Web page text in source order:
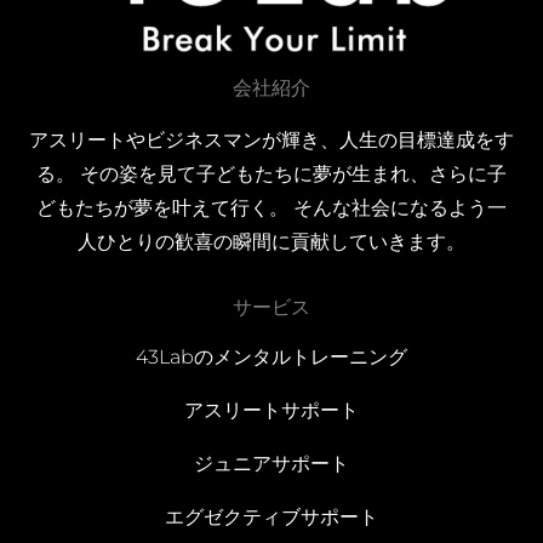
会社紹介
アスリートやビジネスマンが輝き、人生の目標達成をす
る。 その姿を見て子どもたちに夢が生まれ、さらに子
どもたちが夢を叶えて行く。 そんな社会になるよう一
人ひとりの歓喜の瞬間に貢献していきます。
サービス
43Labのメンタルトレーニング
アスリートサポート
ジュニアサポート
エグゼクティブサポート